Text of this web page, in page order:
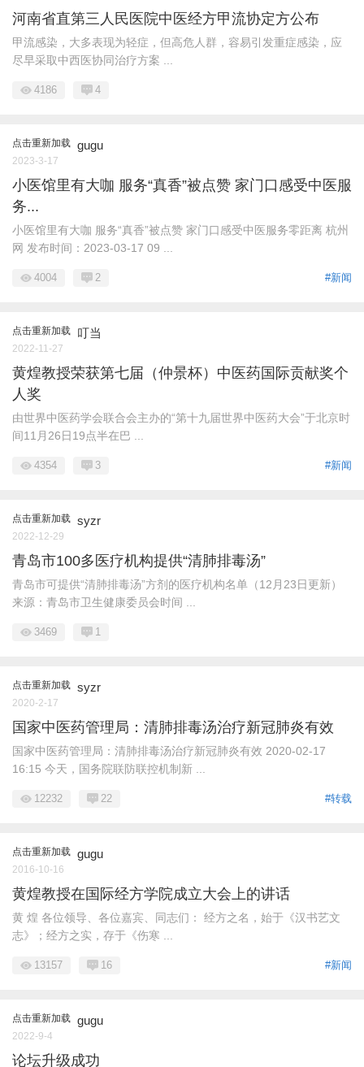
河南省直第三人民医院中医经方甲流协定方公布
甲流感染，大多表现为轻症，但高危人群，容易引发重症感染，应
尽早采取中西医协同治疗方案 ...
4186 4
点击重新加载 gugu
2023-3-17
小医馆里有大咖 服务“真香”被点赞 家门口感受中医服
务...
小医馆里有大咖 服务“真香”被点赞 家门口感受中医服务零距离 杭州
网 发布时间：2023-03-17 09 ...
#新闻
4004 2
点击重新加载 叮当
2022-11-27
黄煌教授荣获第七届（仲景杯）中医药国际贡献奖个
人奖
由世界中医药学会联合会主办的“第十九届世界中医药大会”于北京时
间11月26日19点半在巴 ...
#新闻
4354 3
点击重新加载 syzr
2022-12-29
青岛市100多医疗机构提供“清肺排毒汤”
青岛市可提供“清肺排毒汤”方剂的医疗机构名单（12月23日更新）
来源：青岛市卫生健康委员会时间 ...
3469 1
点击重新加载 syzr
2020-2-17
国家中医药管理局：清肺排毒汤治疗新冠肺炎有效
国家中医药管理局：清肺排毒汤治疗新冠肺炎有效 2020-02-17
16:15 今天，国务院联防联控机制新 ...
#转载
12232 22
点击重新加载 gugu
2016-10-16
黄煌教授在国际经方学院成立大会上的讲话
黄 煌 各位领导、各位嘉宾、同志们： 经方之名，始于《汉书艺文
志》；经方之实，存于《伤寒 ...
#新闻
13157 16
点击重新加载 gugu
2022-9-4
论坛升级成功